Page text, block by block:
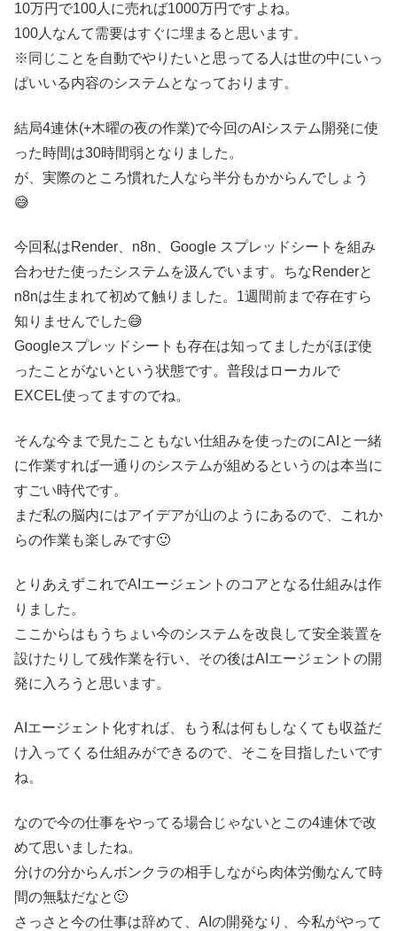
10万円で100人に売れば1000万円ですよね。
100人なんて需要はすぐに埋まると思います。
※同じことを自動でやりたいと思ってる人は世の中にいっ
ぱいいる内容のシステムとなっております。
結局4連休(+木曜の夜の作業)で今回のAIシステム開発に使
った時間は30時間弱となりました。
が、実際のところ慣れた人なら半分もかからんでしょう
😅
今回私はRender、n8n、Google スプレッドシートを組み
合わせた使ったシステムを汲んでいます。ちなRenderと
n8nは生まれて初めて触りました。1週間前まで存在すら
知りませんでした😅
Googleスプレッドシートも存在は知ってましたがほぼ使
ったことがないという状態です。普段はローカルで
EXCEL使ってますのでね。
そんな今まで見たこともない仕組みを使ったのにAIと一緒
に作業すれば一通りのシステムが組めるというのは本当に
すごい時代です。
まだ私の脳内にはアイデアが山のようにあるので、これか
らの作業も楽しみです🙂
とりあえずこれでAIエージェントのコアとなる仕組みは作
りました。
ここからはもうちょい今のシステムを改良して安全装置を
設けたりして残作業を行い、その後はAIエージェントの開
発に入ろうと思います。
AIエージェント化すれば、もう私は何もしなくても収益だ
け入ってくる仕組みができるので、そこを目指したいです
ね。
なので今の仕事をやってる場合じゃないとこの4連休で改
めて思いましたね。
分けの分からんボンクラの相手しながら肉体労働なんて時
間の無駄だなと🙂
さっさと今の仕事は辞めて、AIの開発なり、今私がやって